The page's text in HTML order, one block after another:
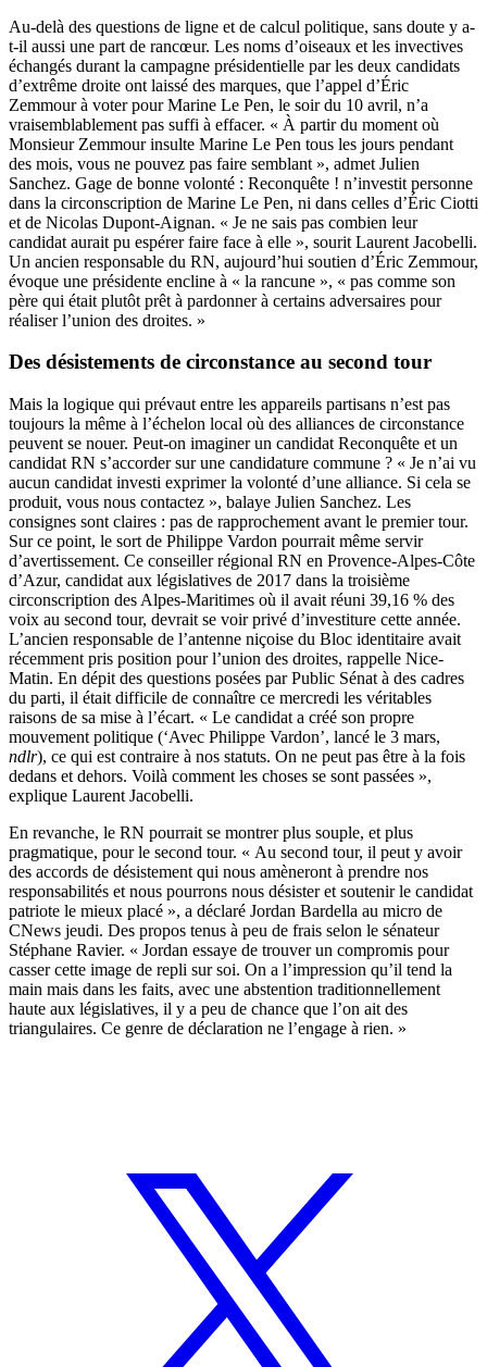
Au-delà des questions de ligne et de calcul politique, sans doute y a-
t-il aussi une part de rancœur. Les noms d’oiseaux et les invectives
échangés durant la campagne présidentielle par les deux candidats
d’extrême droite ont laissé des marques, que l’appel d’Éric
Zemmour à voter pour Marine Le Pen, le soir du 10 avril, n’a
vraisemblablement pas suffi à effacer. « À partir du moment où
Monsieur Zemmour insulte Marine Le Pen tous les jours pendant
des mois, vous ne pouvez pas faire semblant », admet Julien
Sanchez. Gage de bonne volonté : Reconquête ! n’investit personne
dans la circonscription de Marine Le Pen, ni dans celles d’Éric Ciotti
et de Nicolas Dupont-Aignan. « Je ne sais pas combien leur
candidat aurait pu espérer faire face à elle », sourit Laurent Jacobelli.
Un ancien responsable du RN, aujourd’hui soutien d’Éric Zemmour,
évoque une présidente encline à « la rancune », « pas comme son
père qui était plutôt prêt à pardonner à certains adversaires pour
réaliser l’union des droites. »
Des désistements de circonstance au second tour
Mais la logique qui prévaut entre les appareils partisans n’est pas
toujours la même à l’échelon local où des alliances de circonstance
peuvent se nouer. Peut-on imaginer un candidat Reconquête et un
candidat RN s’accorder sur une candidature commune ? « Je n’ai vu
aucun candidat investi exprimer la volonté d’une alliance. Si cela se
produit, vous nous contactez », balaye Julien Sanchez. Les
consignes sont claires : pas de rapprochement avant le premier tour.
Sur ce point, le sort de Philippe Vardon pourrait même servir
d’avertissement. Ce conseiller régional RN en Provence-Alpes-Côte
d’Azur, candidat aux législatives de 2017 dans la troisième
circonscription des Alpes-Maritimes où il avait réuni 39,16 % des
voix au second tour, devrait se voir privé d’investiture cette année.
L’ancien responsable de l’antenne niçoise du Bloc identitaire avait
récemment pris position pour l’union des droites, rappelle Nice-
Matin. En dépit des questions posées par Public Sénat à des cadres
du parti, il était difficile de connaître ce mercredi les véritables
raisons de sa mise à l’écart. « Le candidat a créé son propre
mouvement politique (‘Avec Philippe Vardon’, lancé le 3 mars,
ndlr), ce qui est contraire à nos statuts. On ne peut pas être à la fois
dedans et dehors. Voilà comment les choses se sont passées »,
explique Laurent Jacobelli.
En revanche, le RN pourrait se montrer plus souple, et plus
pragmatique, pour le second tour. « Au second tour, il peut y avoir
des accords de désistement qui nous amèneront à prendre nos
responsabilités et nous pourrons nous désister et soutenir le candidat
patriote le mieux placé », a déclaré Jordan Bardella au micro de
CNews jeudi. Des propos tenus à peu de frais selon le sénateur
Stéphane Ravier. « Jordan essaye de trouver un compromis pour
casser cette image de repli sur soi. On a l’impression qu’il tend la
main mais dans les faits, avec une abstention traditionnellement
haute aux législatives, il y a peu de chance que l’on ait des
triangulaires. Ce genre de déclaration ne l’engage à rien. »